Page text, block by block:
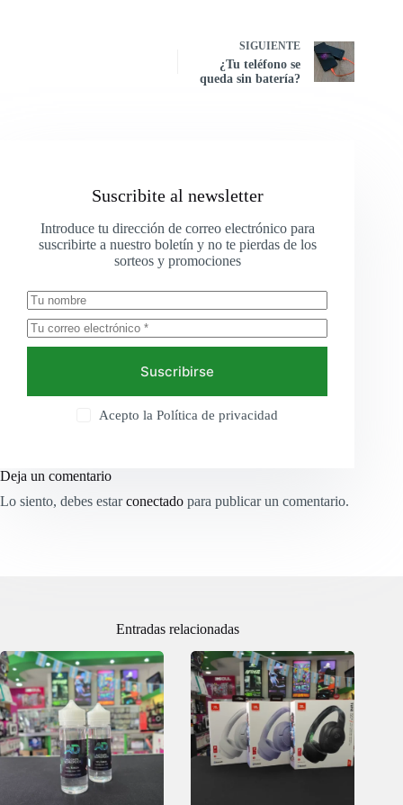
SIGUIENTE
¿Tu teléfono se
queda sin batería?
Suscribite al newsletter
Introduce tu dirección de correo electrónico para
suscribirte a nuestro boletín y no te pierdas de los
sorteos y promociones
Suscribirse
Acepto laPolítica de privacidad
Deja un comentario
Lo siento, debes estarconectado para publicar un comentario.
Entradas relacionadas